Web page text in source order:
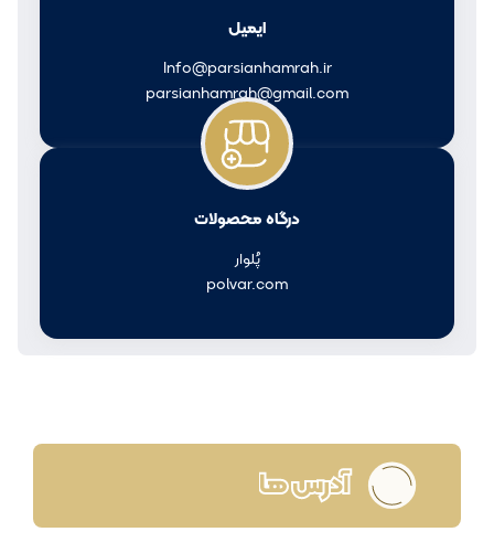
ایمیل
Info@parsianhamrah.ir
parsianhamrah@gmail.com
درگاه محصولات
پُلوار
polvar.com